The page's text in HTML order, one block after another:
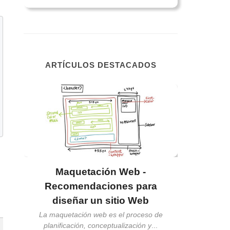
ARTÍCULOS DESTACADOS
Maquetación Web -
Recomendaciones para
diseñar un sitio Web
La maquetación web es el proceso de
planificación, conceptualización y...